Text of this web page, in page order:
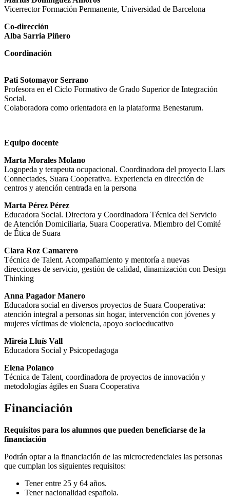
Vicerrector Formación Permanente, Universidad de Barcelona
Co-dirección
Alba Sarria Piñero
Coordinación
Pati Sotomayor Serrano
Profesora en el Ciclo Formativo de Grado Superior de Integración
Social.
Colaboradora como orientadora en la plataforma Benestarum.
Equipo docente
Marta Morales Molano
Logopeda y terapeuta ocupacional. Coordinadora del proyecto Llars
Connectades, Suara Cooperativa. Experiencia en dirección de
centros y atención centrada en la persona
Marta Pérez Pérez
Educadora Social. Directora y Coordinadora Técnica del Servicio
de Atención Domiciliaria, Suara Cooperativa. Miembro del Comité
de Ética de Suara
Clara Roz Camarero
Técnica de Talent. Acompañamiento y mentoría a nuevas
direcciones de servicio, gestión de calidad, dinamización con Design
Thinking
Anna Pagador Manero
Educadora social en diversos proyectos de Suara Cooperativa:
atención integral a personas sin hogar, intervención con jóvenes y
mujeres víctimas de violencia, apoyo socioeducativo
Mireia Lluís Vall
Educadora Social y Psicopedagoga
Elena Polanco
Técnica de Talent, coordinadora de proyectos de innovación y
metodologías ágiles en Suara Cooperativa
Financiación
Requisitos para los alumnos que pueden beneficiarse de la
financiación
Podrán optar a la financiación de las microcredenciales las personas
que cumplan los siguientes requisitos:
Tener entre 25 y 64 años.
Tener nacionalidad española.